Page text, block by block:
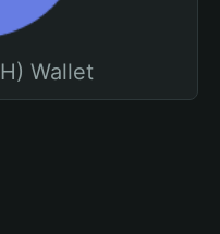
Wallet